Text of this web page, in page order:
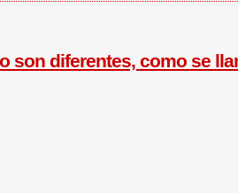
son diferentes, como se